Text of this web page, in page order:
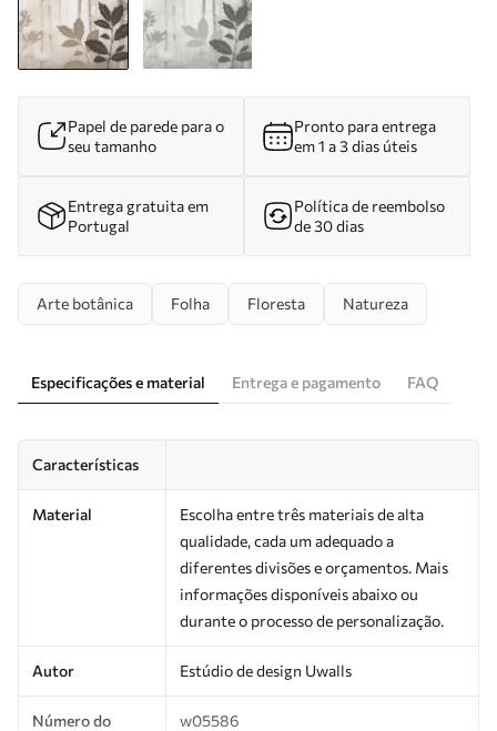
Papel de parede para o
seu tamanho
Pronto para entrega
em 1 a 3 dias úteis
Entrega gratuita em
Portugal
Política de reembolso
de 30 dias
Arte botânica Folha Floresta Natureza
Especificações e material Entrega e pagamento FAQ
Características
Material
Escolha entre três materiais de alta
qualidade, cada um adequado a
diferentes divisões e orçamentos. Mais
informações disponíveis abaixo ou
durante o processo de personalização.
Autor Estúdio de design Uwalls
Número do
w05586